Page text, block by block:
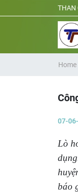
THAN
Home
07-
Lò
báo